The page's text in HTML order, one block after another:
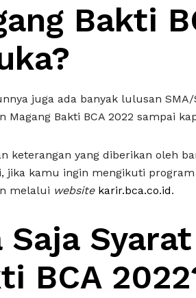
Bakti
juga ada banyak lulusan
Magang Bakti BCA 2022 sampai
keterangan yang diberikan oleh
jika kamu ingin mengikuti
melalui website karir.bca.co.id.
Saja
BCA